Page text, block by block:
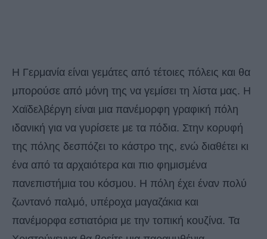
Η Γερμανία είναι γεμάτες από τέτοιες πόλεις και θα
μπορούσε από μόνη της να γεμίσει τη λίστα μας. Η
Χαϊδελβέργη είναι μια πανέμορφη γραφική πόλη
ιδανική για να γυρίσετε με τα πόδια. Στην κορυφή
της πόλης δεσπόζει το κάστρο της, ενώ διαθέτει κι
ένα από τα αρχαιότερα και πιο φημισμένα
πανεπιστήμια του κόσμου. Η πόλη έχει έναν πολύ
ζωντανό παλμό, υπέροχα μαγαζάκια και
πανέμορφα εστιατόρια με την τοπική κουζίνα. Τα